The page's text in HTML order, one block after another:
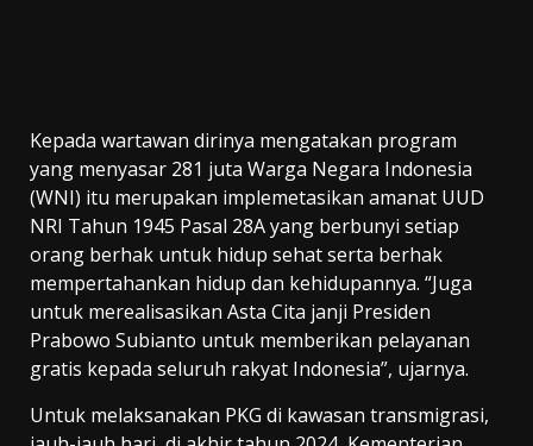
Kepada wartawan dirinya mengatakan program
yang menyasar 281 juta Warga Negara Indonesia
(WNI) itu merupakan implemetasikan amanat UUD
NRI Tahun 1945 Pasal 28A yang berbunyi setiap
orang berhak untuk hidup sehat serta berhak
mempertahankan hidup dan kehidupannya. “Juga
untuk merealisasikan Asta Cita janji Presiden
Prabowo Subianto untuk memberikan pelayanan
gratis kepada seluruh rakyat Indonesia”, ujarnya.
Untuk melaksanakan PKG di kawasan transmigrasi,